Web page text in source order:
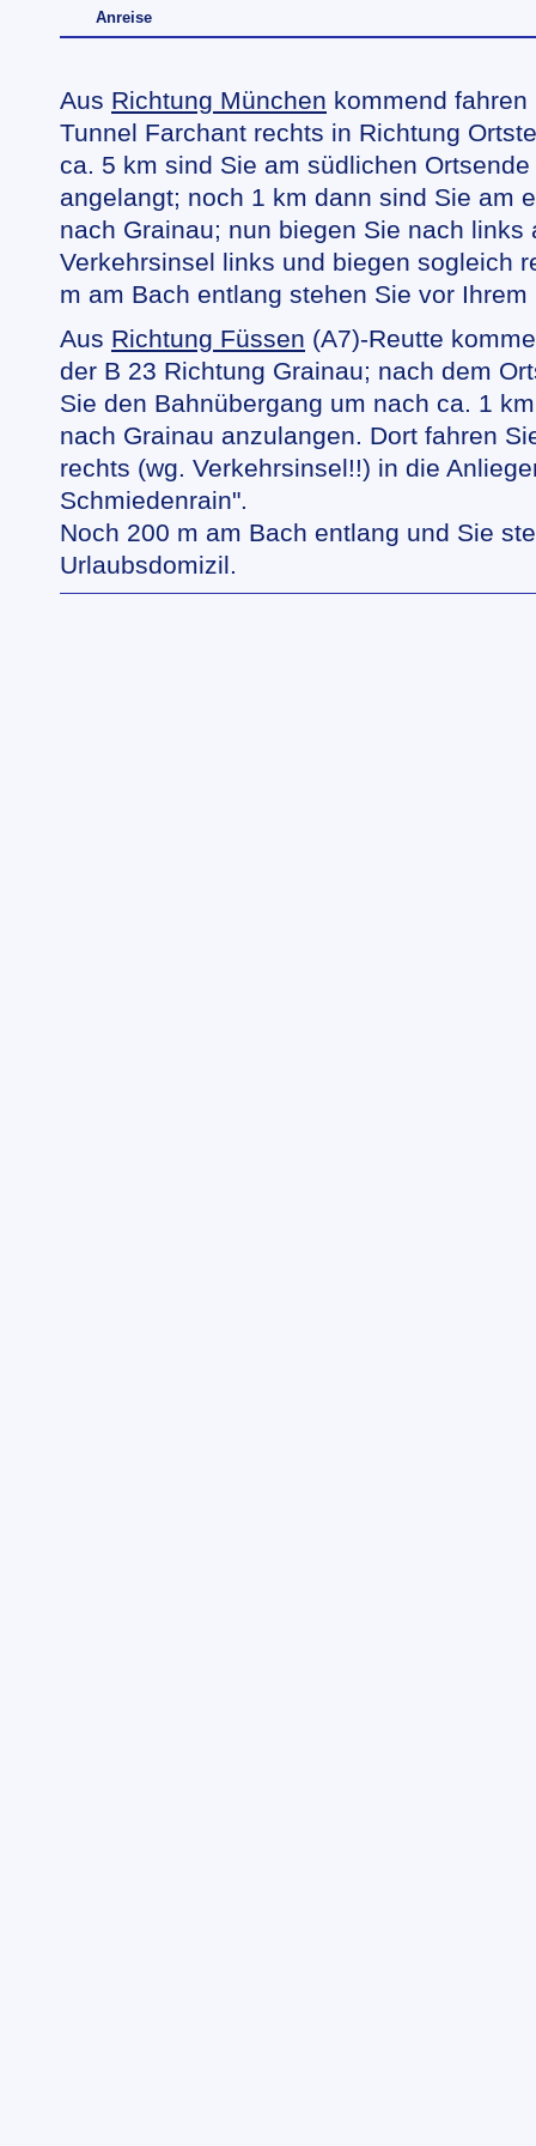
Anreise
Aus Richtung München kommend
Tunnel Farchant rechts in Richtung
ca. 5 km sind Sie am südlichen
angelangt; noch 1 km dann sind Sie am
nach Grainau; nun biegen Sie nach links
Verkehrsinsel links und biegen sogleich
m am Bach entlang stehen Sie vor
Aus Richtung Füssen (A7)-Reutte
der B 23 Richtung Grainau; nach dem
Sie den Bahnübergang um nach ca. 1
nach Grainau anzulangen. Dort fahren
rechts (wg. Verkehrsinsel!!) in die
Schmiedenrain".
Noch 200 m am Bach entlang und Sie
Urlaubsdomizil.